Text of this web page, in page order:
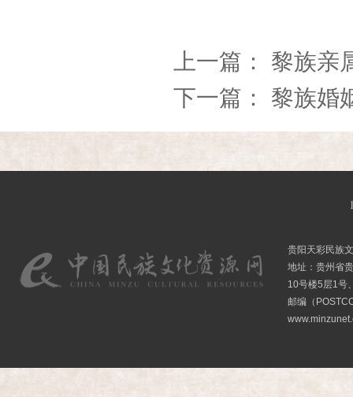
上一篇： 黎族亲
下一篇： 黎族婚
贵阳天彩民族
地址：贵州省
10号楼5层1号
邮编（